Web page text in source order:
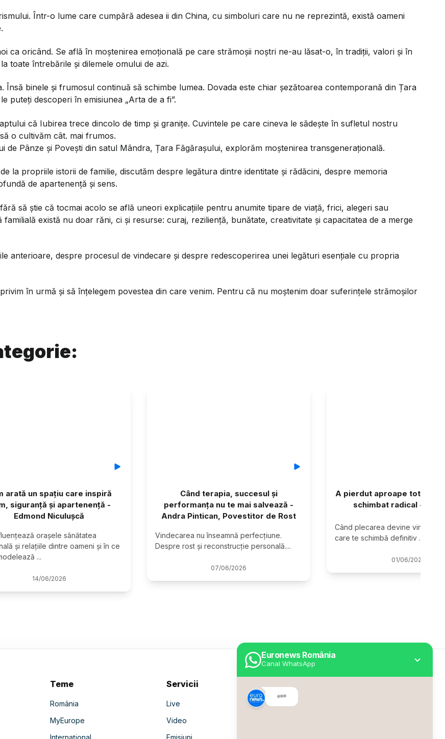
Euronews România
Canal WhatsApp
Într-o lume care cumpără adesea ii din China, cu simboluri care nu ne reprezintă, există oameni
ca oricând. Se află în moștenirea emoțională pe care strămoșii noștri ne-au lăsat-o, în tradiții, valori și în
toate întrebările și dilemele omului de azi.
Însă binele și frumosul continuă să schimbe lumea. Dovada este chiar șezătoarea contemporană din Țara
puteți descoperi în emisiunea „Arta de a fi”.
că Iubirea trece dincolo de timp și granițe. Cuvintele pe care cineva le sădește în sufletul nostru
o cultivăm cât. mai frumos.
Pânze și Povești din satul Mândra, Țara Făgărașului, explorăm moștenirea transgenerațională.
la propriile istorii de familie, discutăm despre legătura dintre identitate și rădăcini, despre memoria
de apartenență și sens.
să știe că tocmai acolo se află uneori explicațiile pentru anumite tipare de viață, frici, alegeri sau
există nu doar răni, ci și resurse: curaj, reziliență, bunătate, creativitate și capacitatea de a merge
anterioare, despre procesul de vindecare și despre redescoperirea unei legături esențiale cu propria
în urmă și să înțelegem povestea din care venim. Pentru că nu moștenim doar suferințele strămoșilor
arată un spațiu care inspiră
siguranță și apartenență -
Edmond Niculușcă
orașele sănătatea
și relațiile dintre oameni și în ce
...
14/06/2026
Când terapia, succesul și
performanța nu te mai salvează -
Andra Pintican, Povestitor de Rost
Vindecarea nu înseamnă perfecțiune.
Despre rost și reconstrucție personală....
07/06/2026
A pierdut aproape tot, apoi
schimbat radical - Swit
Când plecarea devine
care te schimbă definitiv ...
01/06/2026
Teme
România
MyEurope
Internațional
Servicii
Live
Video
Emisiuni
Despre Euronews